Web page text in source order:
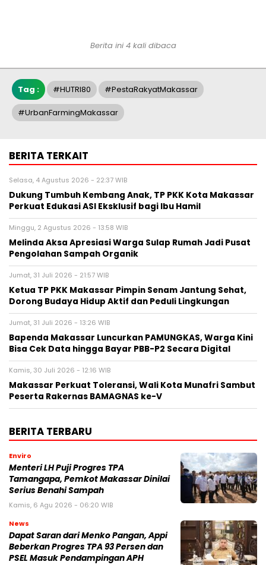
Berita ini 4 kali dibaca
Tag : #HUTRI80 #PestaRakyatMakassar
#UrbanFarmingMakassar
BERITA TERKAIT
Selasa, 4 Agustus 2026 - 22:37 WIB
Dukung Tumbuh Kembang Anak, TP PKK Kota Makassar
Perkuat Edukasi ASI Eksklusif bagi Ibu Hamil
Minggu, 2 Agustus 2026 - 13:58 WIB
Melinda Aksa Apresiasi Warga Sulap Rumah Jadi Pusat
Pengolahan Sampah Organik
Jumat, 31 Juli 2026 - 21:57 WIB
Ketua TP PKK Makassar Pimpin Senam Jantung Sehat,
Dorong Budaya Hidup Aktif dan Peduli Lingkungan
Jumat, 31 Juli 2026 - 13:26 WIB
Bapenda Makassar Luncurkan PAMUNGKAS, Warga Kini
Bisa Cek Data hingga Bayar PBB-P2 Secara Digital
Kamis, 30 Juli 2026 - 12:16 WIB
Makassar Perkuat Toleransi, Wali Kota Munafri Sambut
Peserta Rakernas BAMAGNAS ke-V
BERITA TERBARU
Enviro
Menteri LH Puji Progres TPA
Tamangapa, Pemkot Makassar Dinilai
Serius Benahi Sampah
Kamis, 6 Agu 2026 - 06:20 WIB
News
Dapat Saran dari Menko Pangan, Appi
Beberkan Progres TPA 93 Persen dan
PSEL Masuk Pendampingan APH